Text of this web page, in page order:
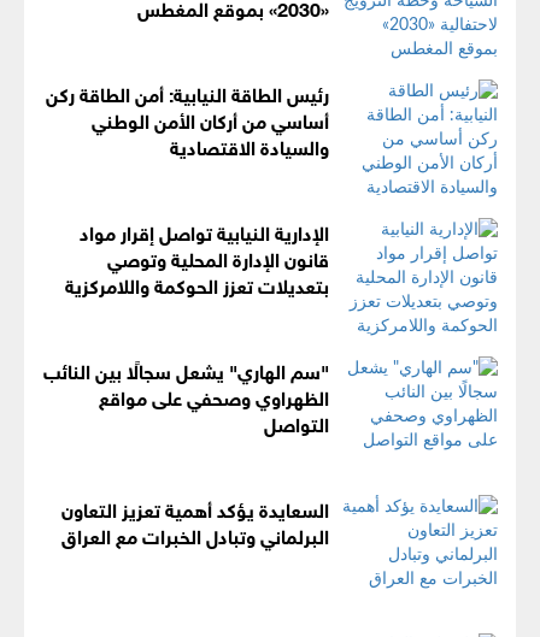
«2030» بموقع المغطس
رئيس الطاقة النيابية: أمن الطاقة ركن
أساسي من أركان الأمن الوطني
والسيادة الاقتصادية
الإدارية النيابية تواصل إقرار مواد
قانون الإدارة المحلية وتوصي
بتعديلات تعزز الحوكمة واللامركزية
"سم الهاري" يشعل سجالًا بين النائب
الظهراوي وصحفي على مواقع
التواصل
السعايدة يؤكد أهمية تعزيز التعاون
البرلماني وتبادل الخبرات مع العراق